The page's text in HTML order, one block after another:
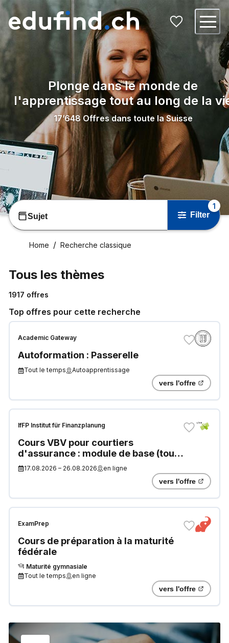
Plonge dans le monde de
l'apprentissage tout au long de la
17’648 Offres dans toute la Suisse
Sujet Filter
1
Home Recherche classique
Tous les thèmes
1917 offres
Top offres pour cette recherche
Academic Gateway
Autoformation : Passerelle
Tout le temps Autoapprentissage
vers l'offre
IfFP Institut für Finanzplanung
Cours VBV pour courtiers
d'assurance : module de base (tous
les profils) « Compétences et
connaissances générales »
17.08.2026 – 26.08.2026 en ligne
vers l'offre
ExamPrep
Cours de préparation à la maturité
fédérale
Maturité gymnasiale
Tout le temps
en ligne
vers l'offre